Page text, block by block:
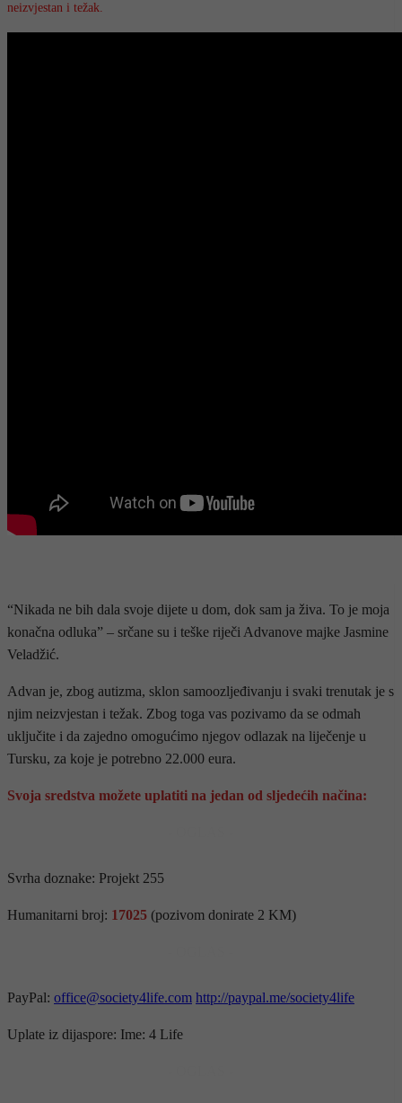
neizvjestan i težak.
“Nikada ne bih dala svoje dijete u dom, dok sam ja živa. To je moja
konačna odluka” – srčane su i teške riječi Advanove majke Jasmine
Veladžić.
Advan je, zbog autizma, sklon samoozljeđivanju i svaki trenutak je s
njim neizvjestan i težak. Zbog toga vas pozivamo da se odmah
uključite i da zajedno omogućimo njegov odlazak na liječenje u
Tursku, za koje je potrebno 22.000 eura.
Svoja sredstva možete uplatiti na jedan od sljedećih načina:
Svrha doznake: Projekt 255
Humanitarni broj: 17025 (pozivom donirate 2 KM)
PayPal: office@society4life.com http://paypal.me/society4life
Uplate iz dijaspore: Ime: 4 Life